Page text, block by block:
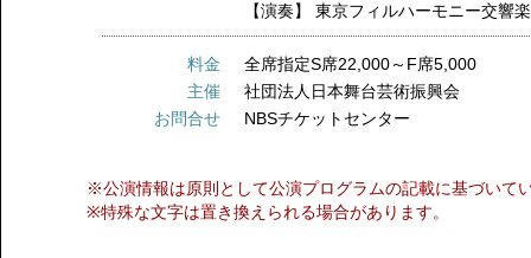
【演奏】東京フィルハーモニー交響
料金
全席指定S席22,000～F席5,000
主催
社団法人日本舞台芸術振興会
お問合せ
NBSチケットセンター
※公演情報は原則として公演プログラムの記載に基づいて
※特殊な文字は置き換えられる場合があります。